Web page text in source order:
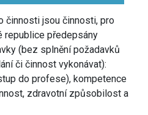
činnosti jsou činnosti, pro
republice předepsány
(bez splnění požadavků
či činnost vykonávat):
do profese), kompetence
zdravotní způsobilost a